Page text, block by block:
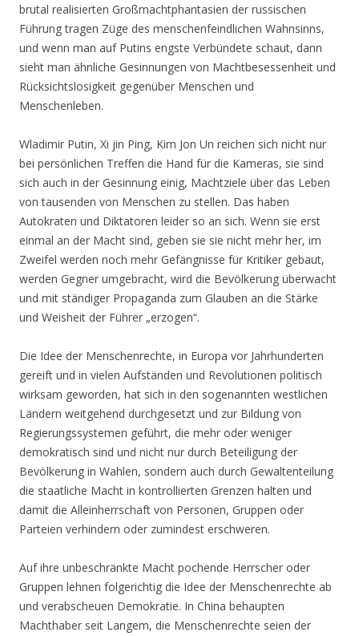
brutal realisierten Großmachtphantasien der russischen
Führung tragen Züge des menschenfeindlichen Wahnsinns,
und wenn man auf Putins engste Verbündete schaut, dann
sieht man ähnliche Gesinnungen von Machtbesessenheit und
Rücksichtslosigkeit gegenüber Menschen und
Menschenleben.
Wladimir Putin, Xi jin Ping, Kim Jon Un reichen sich nicht nur
bei persönlichen Treffen die Hand für die Kameras, sie sind
sich auch in der Gesinnung einig, Machtziele über das Leben
von tausenden von Menschen zu stellen. Das haben
Autokraten und Diktatoren leider so an sich. Wenn sie erst
einmal an der Macht sind, geben sie sie nicht mehr her, im
Zweifel werden noch mehr Gefängnisse für Kritiker gebaut,
werden Gegner umgebracht, wird die Bevölkerung überwacht
und mit ständiger Propaganda zum Glauben an die Stärke
und Weisheit der Führer „erzogen“.
Die Idee der Menschenrechte, in Europa vor Jahrhunderten
gereift und in vielen Aufständen und Revolutionen politisch
wirksam geworden, hat sich in den sogenannten westlichen
Ländern weitgehend durchgesetzt und zur Bildung von
Regierungssystemen geführt, die mehr oder weniger
demokratisch sind und nicht nur durch Beteiligung der
Bevölkerung in Wahlen, sondern auch durch Gewaltenteilung
die staatliche Macht in kontrollierten Grenzen halten und
damit die Alleinherrschaft von Personen, Gruppen oder
Parteien verhindern oder zumindest erschweren.
Auf ihre unbeschränkte Macht pochende Herrscher oder
Gruppen lehnen folgerichtig die Idee der Menschenrechte ab
und verabscheuen Demokratie. In China behaupten
Machthaber seit Langem, die Menschenrechte seien der